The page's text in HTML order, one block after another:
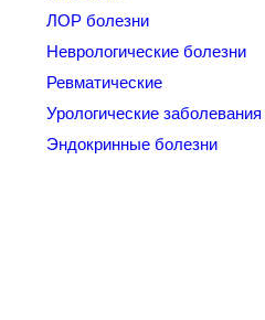
ЛОР болезни
Неврологические болезни
Ревматические
Урологические заболевания
Эндокринные болезни